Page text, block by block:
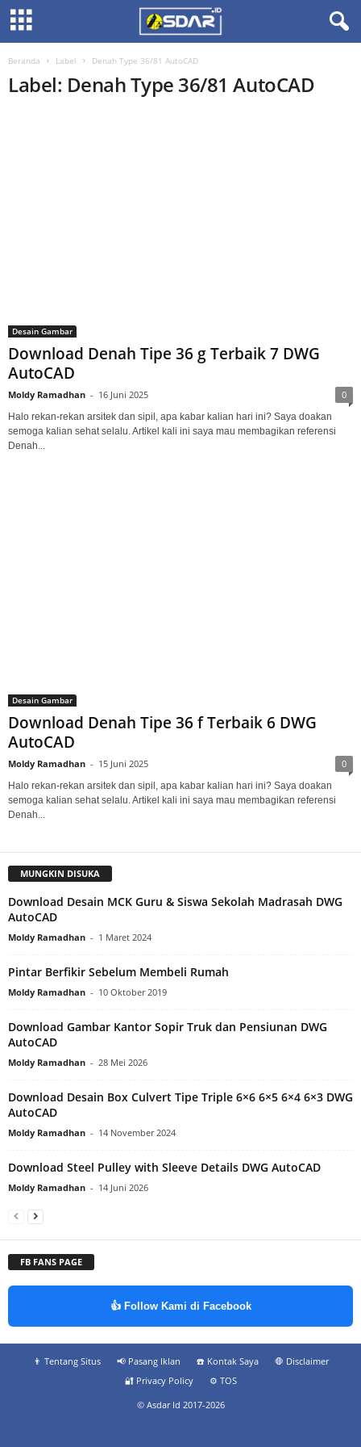
Beranda Label Denah Type 36/81 AutoCAD
Label: Denah Type 36/81 AutoCAD
Desain Gambar
Download Denah Tipe 36 g Terbaik 7 DWG
AutoCAD
Moldy Ramadhan - 16 Juni 2025 0
Halo rekan-rekan arsitek dan sipil, apa kabar kalian hari ini? Saya doakan
semoga kalian sehat selalu. Artikel kali ini saya mau membagikan referensi
Denah...
Desain Gambar
Download Denah Tipe 36 f Terbaik 6 DWG
AutoCAD
Moldy Ramadhan - 15 Juni 2025 0
Halo rekan-rekan arsitek dan sipil, apa kabar kalian hari ini? Saya doakan
semoga kalian sehat selalu. Artikel kali ini saya mau membagikan referensi
Denah...
MUNGKIN DISUKA
Download Desain MCK Guru & Siswa Sekolah Madrasah DWG
AutoCAD
Moldy Ramadhan - 1 Maret 2024
Pintar Berfikir Sebelum Membeli Rumah
Moldy Ramadhan - 10 Oktober 2019
Download Gambar Kantor Sopir Truk dan Pensiunan DWG
AutoCAD
Moldy Ramadhan - 28 Mei 2026
Download Desain Box Culvert Tipe Triple 6×6 6×5 6×4 6×3 DWG
AutoCAD
Moldy Ramadhan - 14 November 2024
Download Steel Pulley with Sleeve Details DWG AutoCAD
Moldy Ramadhan - 14 Juni 2026
FB FANS PAGE
👍 Follow Kami di Facebook
👨‍ Tentang Situs 📢 Pasang Iklan ☎️ Kontak Saya
🛑 Disclaimer
🔐 Privacy Policy
⚙️ TOS
© Asdar Id 2017-2026